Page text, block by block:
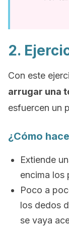
2.
Con este
arrugar una
esfuercen un
¿Cómo
Extiende
encima los
Poco a
los dedos
se vaya